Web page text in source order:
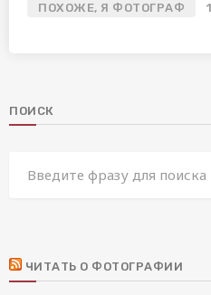
ПОХОЖЕ, Я ФОТОГРАФ
ПОИСК
ЧИТАТЬ О ФОТОГРАФИИ